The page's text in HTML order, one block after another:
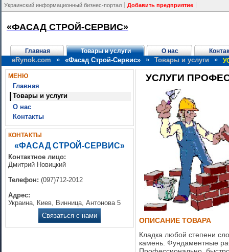
Украинский информационный бизнес-портал Добавить предприятие
«ФАСАД СТРОЙ-СЕРВИС»
Главная Товары и услуги О нас
eRynok.com » «Фасад Строй-Сервис» » Товары и услуги »
МЕНЮ
Главная
Товары и услуги
О нас
Контакты
КОНТАКТЫ
«ФАСАД СТРОЙ-СЕРВИС»
Контактное лицо:
Дмитрий Новицкий
Телефон: (097)712-2012
Адрес:
Украина, Киев, Винница, Антонова 5
Связаться с нами
УСЛУГИ
ОПИСАНИЕ ТОВАРА
Кладка любой степени
камень. Фундаментные